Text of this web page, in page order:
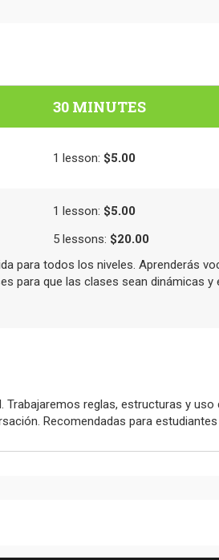
30 MINUTES
1 lesson: $5.00
1 lesson: $5.00
5 lessons: $20.00
para todos los niveles. Aprenderás
para que las clases sean dinámicas y
reglas, estructuras y
Recomendadas para estudiantes